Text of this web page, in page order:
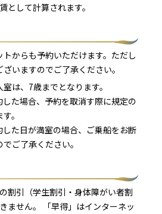
として計算されます。
からも予約いただけます。ただし
いますのでご了承ください。
は、7歳までとなります。
た場合、予約を取消す際に規定の
。
た日が満室の場合、ご乗船をお断
ご了承ください。
割引（学生割引・身体障がい者割
ません。 「早得」はインターネッ